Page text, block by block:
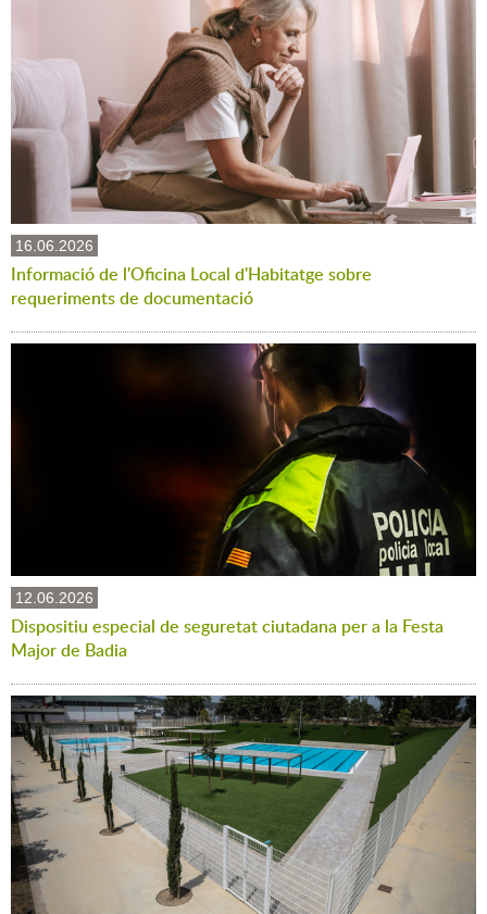
16.06.2026
Informació de l'Oficina Local d'Habitatge sobre
requeriments de documentació
12.06.2026
Dispositiu especial de seguretat ciutadana per a la Festa
Major de Badia